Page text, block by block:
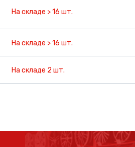
На складе > 16 шт.
На складе > 16 шт.
На складе 2 шт.